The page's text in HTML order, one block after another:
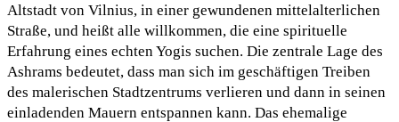
Altstadt von Vilnius, in einer gewundenen mittelalterlichen
Straße, und heißt alle willkommen, die eine spirituelle
Erfahrung eines echten Yogis suchen. Die zentrale Lage des
Ashrams bedeutet, dass man sich im geschäftigen Treiben
des malerischen Stadtzentrums verlieren und dann in seinen
einladenden Mauern entspannen kann. Das ehemalige